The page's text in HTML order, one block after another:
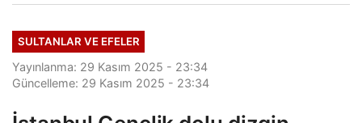
SULTANLAR VE EFELER
Yayınlanma: 29 Kasım 2025 - 23:34
Güncelleme: 29 Kasım 2025 - 23:34